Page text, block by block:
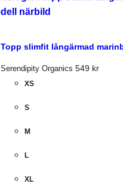
Topp slimfit långärmad
Serendipity Organics 549 kr
XS
S
M
L
XL